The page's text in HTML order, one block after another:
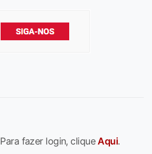
fazer login, cliqueAqui.